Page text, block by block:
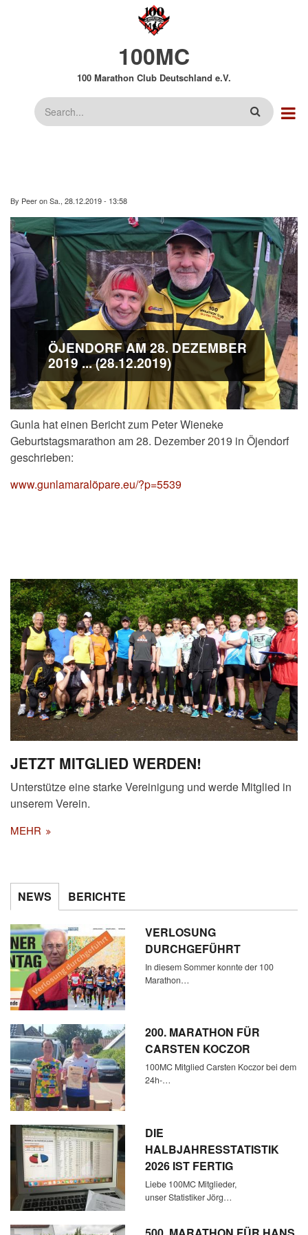
100MC
100 Marathon Club Deutschland e.V.
Suche
By PeeronSa., 28.12.2019 - 13:58
ÖJENDORF AM 28. DEZEMBER
2019 ... (28.12.2019)
Gunla hat einen Bericht zum Peter Wieneke
Geburtstagsmarathon am 28. Dezember 2019 in Öjendorf
geschrieben:
www.gunlamaralöpare.eu/?p=5539
JETZT MITGLIED WERDEN!
Unterstütze eine starke Vereinigung und werde Mitglied in
unserem Verein.
MEHR
NEWS BERICHTE
VERLOSUNG
DURCHGEFÜHRT
In diesem Sommer konnte der 100
Marathon…
200. MARATHON FÜR
CARSTEN KOCZOR
100MC Mitglied Carsten Koczor bei dem
24h-…
DIE
HALBJAHRESSTATISTIK
2026 IST FERTIG
Liebe 100MC Mitglieder,
unser Statistiker Jörg…